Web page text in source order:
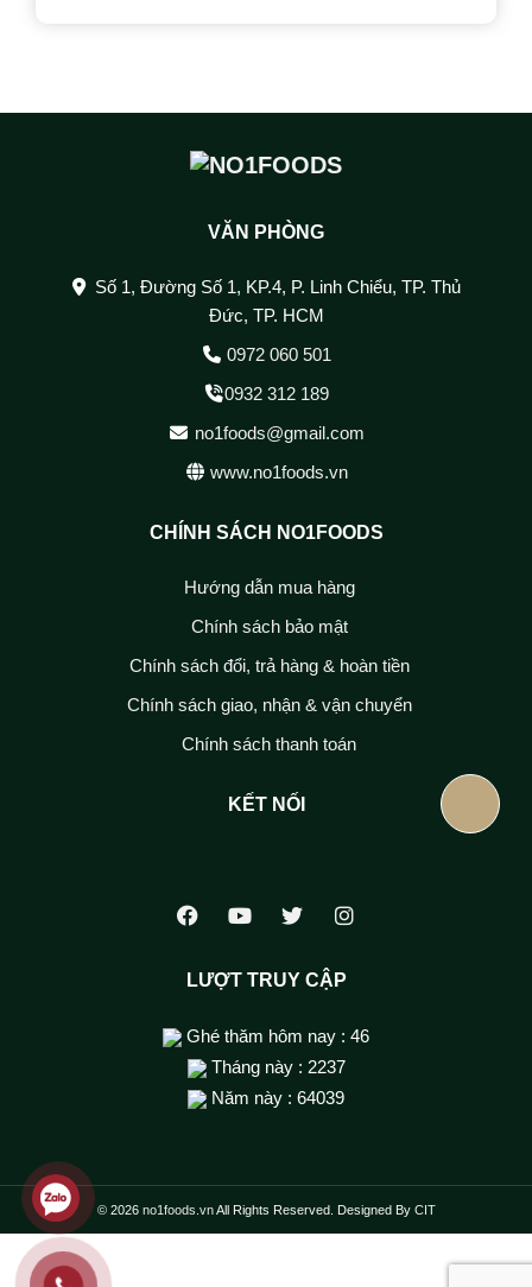
VĂN PHÒNG
Số 1, Đường Số 1, KP.4, P. Linh Chiểu, TP. Thủ
Đức, TP. HCM
0972 060 501
0932 312 189
no1foods@gmail.com
www.no1foods.vn
CHÍNH SÁCH NO1FOODS
Hướng dẫn mua hàng
Chính sách bảo mật
Chính sách đổi, trả hàng & hoàn tiền
Chính sách giao, nhận & vận chuyển
Chính sách thanh toán
KẾT NỐI
LƯỢT TRUY CẬP
Ghé thăm hôm nay : 46
Tháng này : 2237
Năm này : 64039
© 2026 no1foods.vnAll Rights Reserved. Designed By CIT